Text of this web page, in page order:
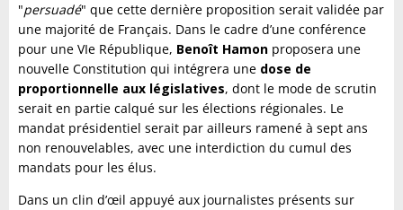
"persuadé" que cette dernière proposition serait validée par
une majorité de Français. Dans le cadre d’une conférence
pour une VIe République, Benoît Hamon proposera une
nouvelle Constitution qui intégrera une dose de
proportionnelle aux législatives, dont le mode de scrutin
serait en partie calqué sur les élections régionales. Le
mandat présidentiel serait par ailleurs ramené à sept ans
non renouvelables, avec une interdiction du cumul des
mandats pour les élus.
Dans un clin d’œil appuyé aux journalistes présents sur